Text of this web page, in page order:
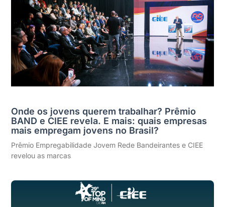
Onde os jovens querem trabalhar? Prêmio
BAND e CIEE revela. E mais: quais empresas
mais empregam jovens no Brasil?
Prêmio Empregabilidade Jovem Rede Bandeirantes e CIEE
revelou as marcas